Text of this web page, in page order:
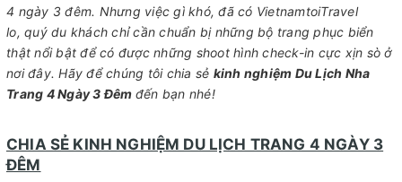
4 ngày 3 đêm. Nhưng việc gì khó, đã có VietnamtoiTravel
lo, quý du khách chỉ cần chuẩn bị những bộ trang phục biển
thật nổi bật để có được những shoot hình check-in cực xịn sò ở
nơi đây. Hãy để chúng tôi chia sẻ kinh nghiệm Du Lịch Nha
Trang 4 Ngày 3 Đêm đến bạn nhé!
CHIA SẺ KINH NGHIỆM DU LỊCH TRANG 4 NGÀY 3
ĐÊM